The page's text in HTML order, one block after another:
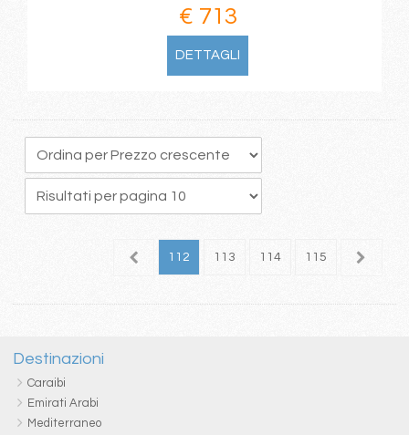
€ 713
DETTAGLI
111 112 113 114 115 116
Destinazioni
Caraibi
Emirati Arabi
Mediterraneo